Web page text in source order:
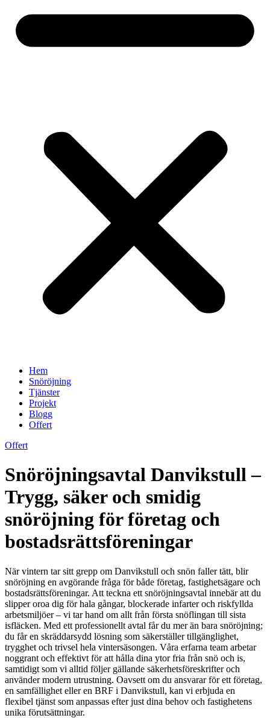
Hem
Snöröjning
Tjänster
Projekt
Blogg
Offert
Offert
Snöröjningsavtal Danvikstull –
Trygg, säker och smidig
snöröjning för företag och
bostadsrättsföreningar
När vintern tar sitt grepp om Danvikstull och snön faller tätt, blir
snöröjning en avgörande fråga för både företag, fastighetsägare och
bostadsrättsföreningar. Att teckna ett snöröjningsavtal innebär att du
slipper oroa dig för hala gångar, blockerade infarter och riskfyllda
arbetsmiljöer – vi tar hand om allt från första snöflingan till sista
isfläcken. Med ett professionellt avtal får du mer än bara snöröjning;
du får en skräddarsydd lösning som säkerställer tillgänglighet,
trygghet och trivsel hela vintersäsongen. Våra erfarna team arbetar
noggrant och effektivt för att hålla dina ytor fria från snö och is,
samtidigt som vi alltid följer gällande säkerhetsföreskrifter och
använder modern utrustning. Oavsett om du ansvarar för ett företag,
en samfällighet eller en BRF i Danvikstull, kan vi erbjuda en
flexibel tjänst som anpassas efter just dina behov och fastighetens
unika förutsättningar.